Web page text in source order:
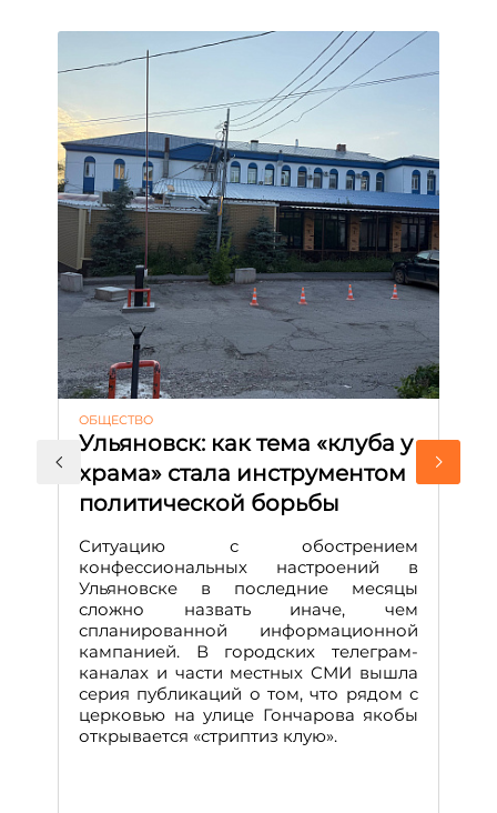
ОБЩЕСТВО
Ульяновск: как тема «клуба у
храма» стала инструментом
политической борьбы
Ситуацию с обострением
конфессиональных настроений в
Ульяновске в последние месяцы
сложно назвать иначе, чем
спланированной информационной
кампанией. В городских телеграм-
каналах и части местных СМИ вышла
серия публикаций о том, что рядом с
церковью на улице Гончарова якобы
открывается «стриптиз клую».